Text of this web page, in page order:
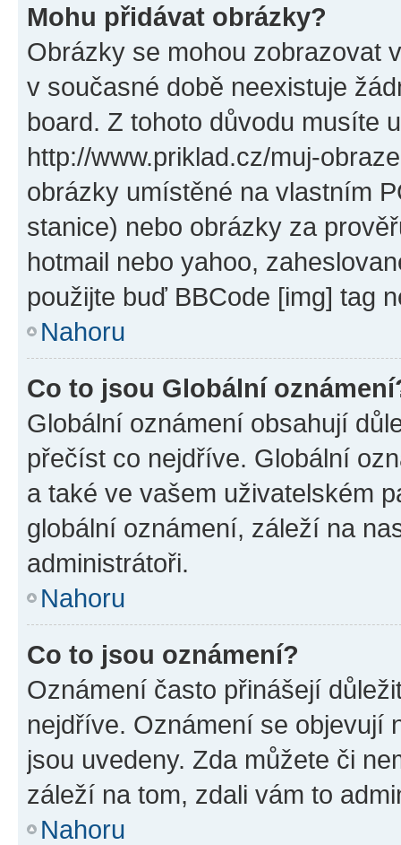
Mohu přidávat obrázky?
Obrázky se mohou zobrazovat
v současné době neexistuje
board. Z tohoto důvodu musíte
http://www.priklad.cz/muj-
obrázky umístěné na vlastním
stanice) nebo obrázky za
hotmail nebo yahoo,
použijte buď BBCode [img] tag
Nahoru
Co to jsou Globální
Globální oznámení obsahují
přečíst co nejdříve. Globální
a také ve vašem uživatelském
globální oznámení, záleží na
administrátoři.
Nahoru
Co to jsou oznámení?
Oznámení často přinášejí
nejdříve. Oznámení se objevují
jsou uvedeny. Zda můžete či
záleží na tom, zdali vám to
Nahoru